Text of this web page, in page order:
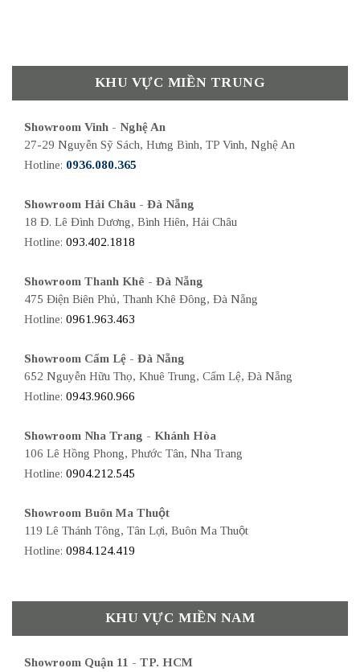
KHU VỰC MIỀN TRUNG
Showroom Vinh - Nghệ An
27-29 Nguyễn Sỹ Sách, Hưng Bình, TP Vinh, Nghệ An
Hotline: 0936.080.365
Showroom Hải Châu - Đà Nẵng
18 Đ. Lê Đình Dương, Bình Hiên, Hải Châu
Hotline: 093.402.1818
Showroom Thanh Khê - Đà Nẵng
475 Điện Biên Phủ, Thanh Khê Đông, Đà Nẵng
Hotline: 0961.963.463
Showroom Cẩm Lệ - Đà Nẵng
652 Nguyễn Hữu Thọ, Khuê Trung, Cẩm Lệ, Đà Nẵng
Hotline: 0943.960.966
Showroom Nha Trang - Khánh Hòa
106 Lê Hồng Phong, Phước Tân, Nha Trang
Hotline: 0904.212.545
Showroom Buôn Ma Thuột
119 Lê Thánh Tông, Tân Lợi, Buôn Ma Thuột
Hotline: 0984.124.419
KHU VỰC MIỀN NAM
Showroom Quận 11 - TP. HCM